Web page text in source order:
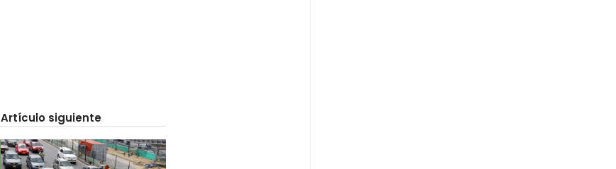
Artículo siguiente